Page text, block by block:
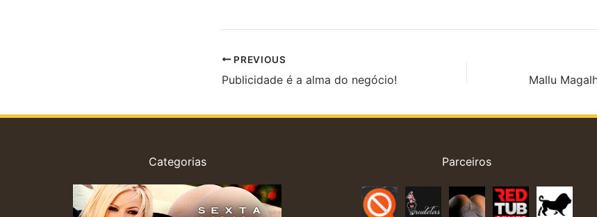
PREVIOUS
Publicidade é a alma do negócio!
Categorias Parceiros